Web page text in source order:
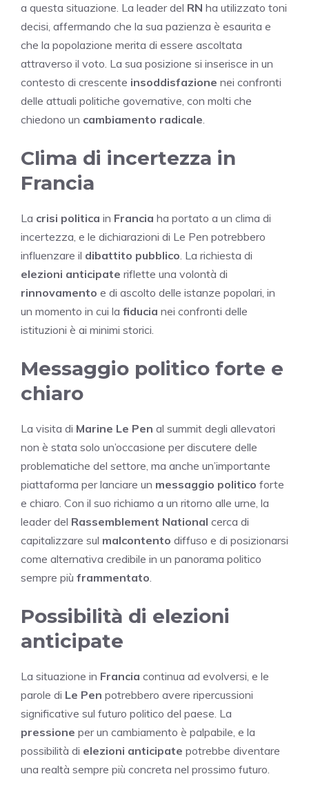
a questa situazione. La leader del RN ha utilizzato toni
decisi, affermando che la sua pazienza è esaurita e
che la popolazione merita di essere ascoltata
attraverso il voto. La sua posizione si inserisce in un
contesto di crescente insoddisfazione nei confronti
delle attuali politiche governative, con molti che
chiedono un cambiamento radicale.
Clima di incertezza in
Francia
La crisi politica in Francia ha portato a un clima di
incertezza, e le dichiarazioni di Le Pen potrebbero
influenzare il dibattito pubblico. La richiesta di
elezioni anticipate riflette una volontà di
rinnovamento e di ascolto delle istanze popolari, in
un momento in cui la fiducia nei confronti delle
istituzioni è ai minimi storici.
Messaggio politico forte e
chiaro
La visita di Marine Le Pen al summit degli allevatori
non è stata solo un’occasione per discutere delle
problematiche del settore, ma anche un’importante
piattaforma per lanciare un messaggio politico forte
e chiaro. Con il suo richiamo a un ritorno alle urne, la
leader del Rassemblement National cerca di
capitalizzare sul malcontento diffuso e di posizionarsi
come alternativa credibile in un panorama politico
sempre più frammentato.
Possibilità di elezioni
anticipate
La situazione in Francia continua ad evolversi, e le
parole di Le Pen potrebbero avere ripercussioni
significative sul futuro politico del paese. La
pressione per un cambiamento è palpabile, e la
possibilità di elezioni anticipate potrebbe diventare
una realtà sempre più concreta nel prossimo futuro.